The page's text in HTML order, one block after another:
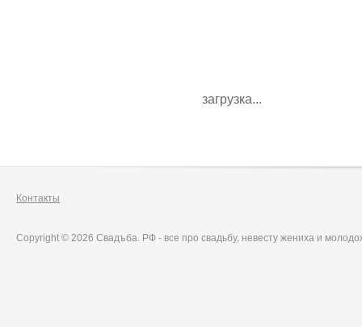
загрузка...
Контакты
Copyright © 2026 Свадъба. РФ - все про свадьбу, невесту жениха и